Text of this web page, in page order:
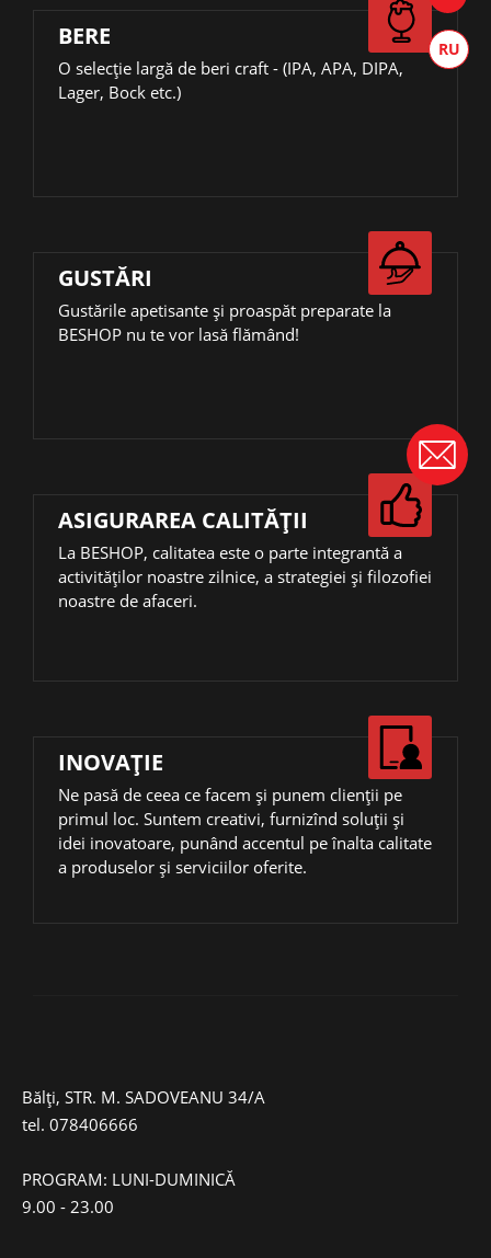
BERE
О selecție largă de beri craft - (IPA, APA, DIPA,
Lager, Bock etc.)
GUSTĂRI
Gustările apetisante și proaspăt preparate la
BESHOP nu te vor lasă flămând!
ASIGURAREA CALITĂȚII
La BESHOP, calitatea este o parte integrantă a
activităţilor noastre zilnice, a strategiei și filozofiei
noastre de afaceri.
INOVAŢIE
Ne pasă de ceea ce facem și punem clienții pe
primul loc. Suntem creativi, furnizînd soluții și
idei inovatoare, punând accentul pe înalta calitate
a produselor și serviciilor oferite.
Bălți, STR. M. SADOVEANU 34/A
tel. 078406666
PROGRAM: LUNI-DUMINICĂ
9.00 - 23.00